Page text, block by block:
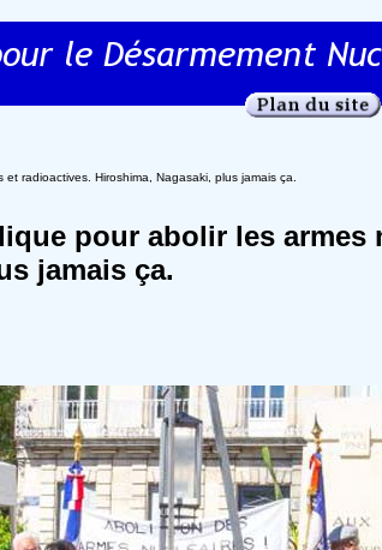
radioactives. Hiroshima, Nagasaki, plus jamais ça.
pour abolir les armes
jamais ça.